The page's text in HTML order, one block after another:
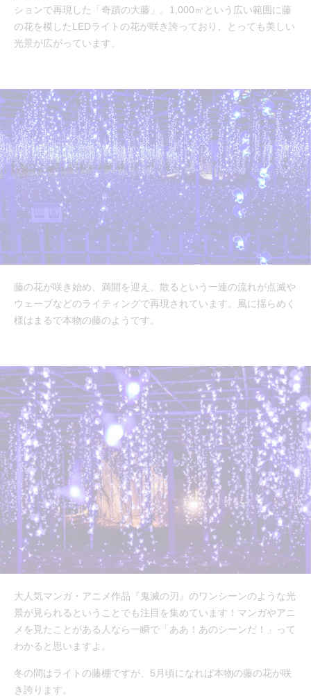
ションで再現した「奇蹟の大藤」。1,000㎡という広い範囲に藤
の花を模したLEDライトの花が咲き誇っており、とっても美しい
光景が広がっています。
藤の花が咲き始め、満開を迎え、散るという一連の流れが点滅や
ウェーブなどのライティングで再現されています。風に揺らめく
様はまるで本物の藤のようです。
大人気マンガ・アニメ作品『鬼滅の刃』のワンシーンのような光
景が見られるということでも注目を集めています！マンガやアニ
メを見たことがある人なら一瞬で「ああ！あのシーンだ！」って
わかると思いますよ。
冬の間はライトの藤棚ですが、5月頃になれば本物の藤の花が咲
き誇ります。